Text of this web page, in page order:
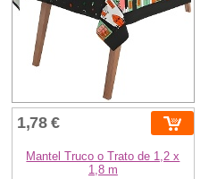
1,78 €
Mantel Truco o Trato de 1,2 x
1,8 m